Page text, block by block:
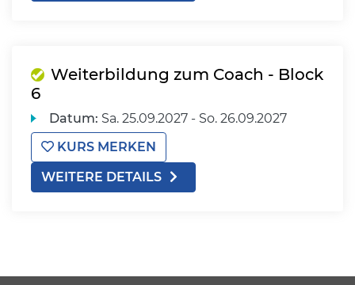
Weiterbildung zum Coach - Block
6
Datum: Sa. 25.09.2027 - So. 26.09.2027
KURS MERKEN
WEITERE DETAILS